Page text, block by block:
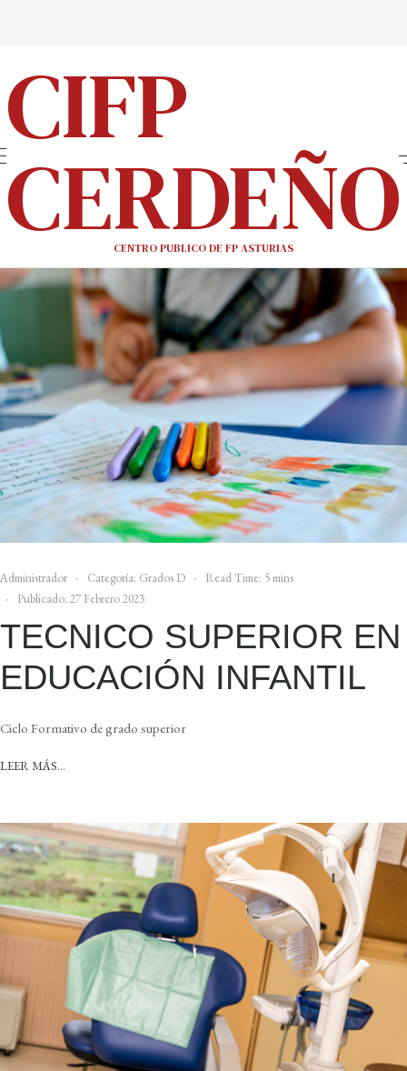
CIFP
CERDEÑO
CENTRO PUBLICO DE FP ASTURIAS
Administrador Categoría: Grados D
Read Time: 5 mins
Publicado: 27 Febrero 2023
TECNICO SUPERIOR EN
EDUCACIÓN INFANTIL
Ciclo Formativo de grado superior
LEER MÁS…